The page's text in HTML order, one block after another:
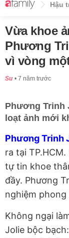
Hậu
Vừa khoe
Phương
vì vòng
Su 7 năm trước
Phương Trinh
loạt ảnh mới
Phương Trinh
ra tại
tự tin khoe
đầy. Phương
nghiệm
Không ngại
Jolie bộc bạch: